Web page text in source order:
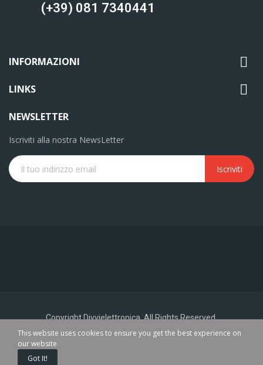
(+39) 081 7340441
INFORMAZIONI 
LINKS 
NEWSLETTER
Iscriviti alla nostra NewsLetter
Iscriviti
Copyright Divvielettronica. All Rights Reserved.
This website uses cookies to ensure you get the best experience on
our website
Got It!